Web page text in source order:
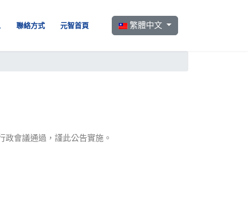
聯絡方式 元智首頁 選擇你的語言
繁體中文
政會議通過，謹此公告實施。